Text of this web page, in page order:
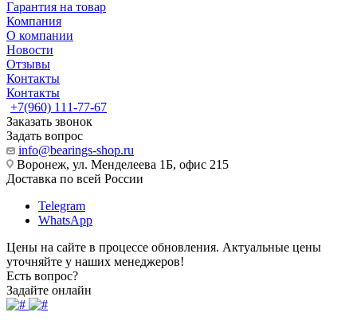
Гарантия на товар
Компания
О компании
Новости
Отзывы
Контакты
Контакты
+7(960) 111-77-67
Заказать звонок
Задать вопрос
info@bearings-shop.ru
Воронеж, ул. Менделеева 1Б, офис 215
Доставка по всей России
Telegram
WhatsApp
Цены на сайте в процессе обновления. Актуальные цены
уточняйте у наших менеджеров!
Есть вопрос?
Задайте онлайн